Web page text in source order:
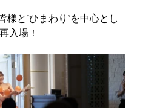
様と“ひまわり”を中心とし
入場！